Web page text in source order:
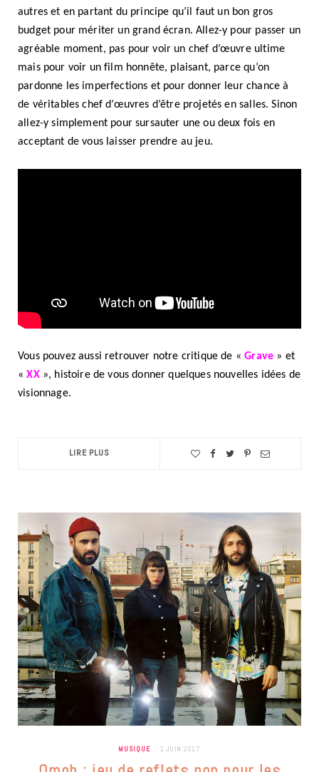
autres et en partant du principe qu’il faut un bon gros
budget pour mériter un grand écran. Allez-y pour passer un
agréable moment, pas pour voir un chef d’œuvre ultime
mais pour voir un film honnête, plaisant, parce qu’on
pardonne les imperfections et pour donner leur chance à
de véritables chef d’œuvres d’être projetés en salles. Sinon
allez-y simplement pour sursauter une ou deux fois en
acceptant de vous laisser prendre au jeu.
Vous pouvez aussi retrouver notre critique de «Grave » et
«XX », histoire de vous donner quelques nouvelles idées de
visionnage.
LIRE PLUS
MUSIQUE 1 JUIN 2017